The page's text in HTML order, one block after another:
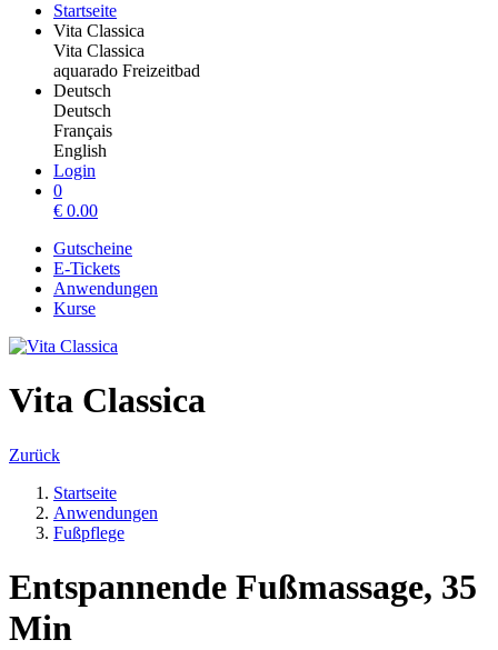
Startseite
Vita Classica
Vita Classica
aquarado Freizeitbad
Deutsch
Deutsch
Français
English
Login
0
€ 0.00
Gutscheine
E-Tickets
Anwendungen
Kurse
Vita Classica
Zurück
Startseite
Anwendungen
Fußpflege
Entspannende Fußmassage, 35
Min